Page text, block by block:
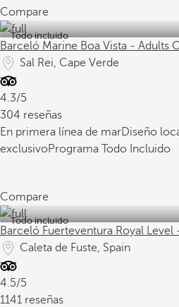
Compare
Todo incluido
Barceló Marine Boa Vista - Adults
Sal Rei, Cape Verde
4.3/5
304 reseñas
En primera línea de marDiseño
exclusivoPrograma Todo Incluido
Compare
Todo incluido
Barceló Fuerteventura Royal Level
Caleta de Fuste, Spain
4.5/5
1141 reseñas